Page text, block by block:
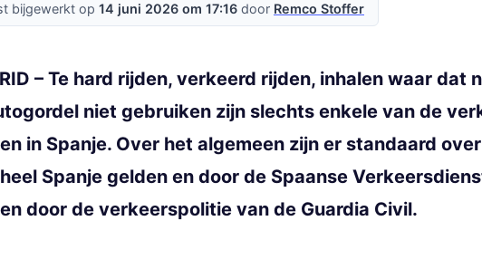
bijgewerkt op 14 juni 2026 om 17:16 door Remco Stoffer
– Te hard rijden, verkeerd rijden, inhalen waar
niet gebruiken zijn slechts enkele van de
in Spanje. Over het algemeen zijn er standaard
Spanje gelden en door de Spaanse
door de verkeerspolitie van de Guardia Civil.